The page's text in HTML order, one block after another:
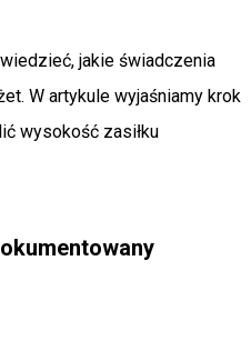
jakie świadczenia
W artykule wyjaśniamy krok
wysokość zasiłku